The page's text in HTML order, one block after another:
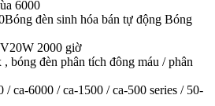
6000
đèn sinh hóa bán tự động Bóng
2000 giờ
bóng đèn phân tích đông máu / phân
ca-6000 / ca-1500 / ca-500 series / 50-